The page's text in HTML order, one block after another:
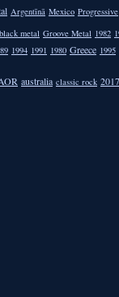
Argentīnā Mexico Progressive
metal Groove Metal 1982
1994 1991 1980 Greece 1995
australia classic rock 2017